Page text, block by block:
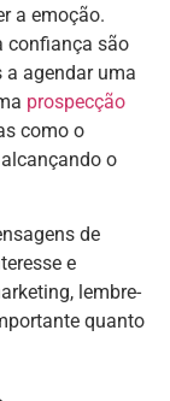
a emoção.
confiança são
agendar uma
prospecção
como o
o
de
e
lembre-
quanto